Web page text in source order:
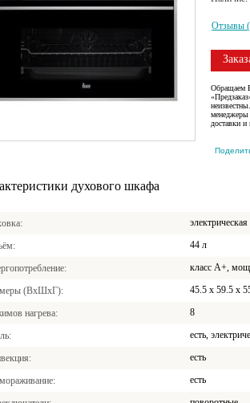
Отзывы
Обращаем
менеджеры
доставки и
духового шкафа
44 л
класс A+,
(ВхШхГ) 45.5 х 59.5 x
нагрева 8
есть,
есть
есть